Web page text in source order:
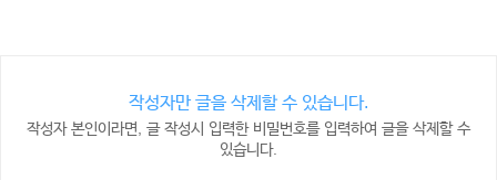
작성자만 글을 삭제할 수 있습니다.
작성자 본인이라면, 글 작성시 입력한 비밀번호를 입력하여 글을 삭제할 수
있습니다.